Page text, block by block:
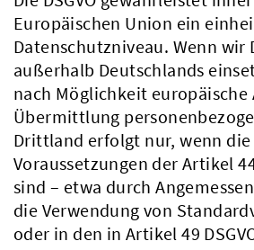
Europäischen Union ein
Datenschutzniveau. Wenn wir
außerhalb Deutschlands
nach Möglichkeit europäische
Übermittlung
Drittland erfolgt nur, wenn die
Voraussetzungen der Artikel
sind – etwa durch
die Verwendung von
oder in den in Artikel 49